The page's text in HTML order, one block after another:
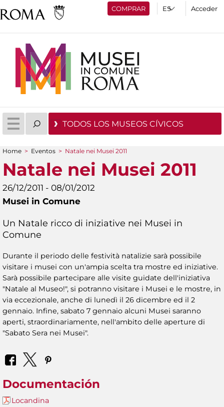
COMPRAR Acceder
TODOS LOS MUSEOS CÍVICOS
You are here
Home > Eventos > Natale nei Musei 2011
Natale nei Musei 2011
26/12/2011 - 08/01/2012
Musei in Comune
Un Natale ricco di iniziative nei Musei in
Comune
Durante il periodo delle festività natalizie sarà possibile
visitare i musei con un'ampia scelta tra mostre ed iniziative.
Sarà possibile partecipare alle visite guidate dell'iniziativa
"Natale al Museo!", si potranno visitare i Musei e le mostre, in
via eccezionale, anche di lunedì il 26 dicembre ed il 2
gennaio. Infine, sabato 7 gennaio alcuni Musei saranno
aperti, straordinariamente, nell'ambito delle aperture di
"Sabato Sera nei Musei".
Documentación
Locandina